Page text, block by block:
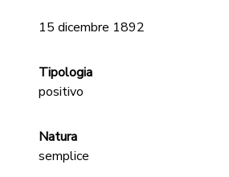
15 dicembre 1892
Tipologia
positivo
Natura
semplice